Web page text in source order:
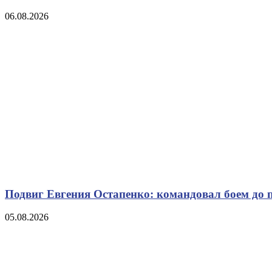
06.08.2026
Подвиг Евгения Остапенко: командовал боем до
05.08.2026